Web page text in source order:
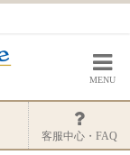
MENU
客服中心・FAQ